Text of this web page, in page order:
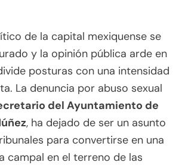
de la capital mexiquense se
y la opinión pública arde en
posturas con una intensidad
La denuncia por abuso sexual
del Ayuntamiento de
, ha dejado de ser un asunto
para convertirse en una
campal en el terreno de las